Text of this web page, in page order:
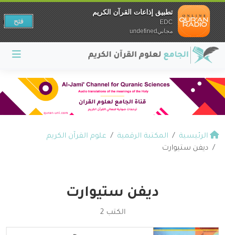
الرئيسية المكتبة الرقمية
علوم القرآن الكريم
ديفن ستيوارت
ديفن ستيوارت
الكتب 2
تطبيق إذاعات القرآن الكريم
EDC
مجانيundefined
فتح